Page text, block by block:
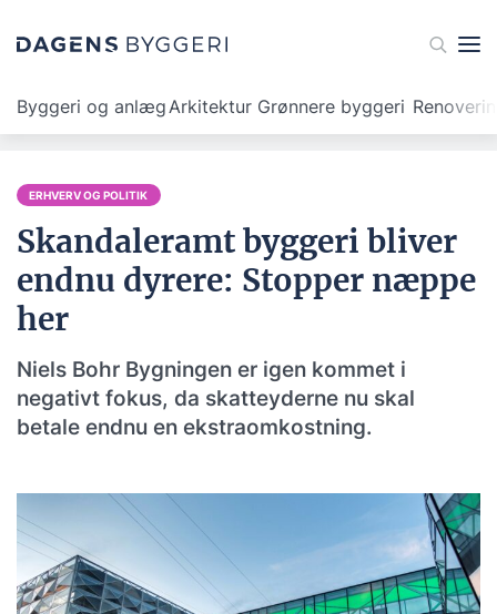
Byggeri og anlægArkitektur Grønnere byggeri
ERHVERV OG POLITIK
Skandaleramt byggeri bliver
endnu dyrere: Stopper næppe
her
Niels Bohr Bygningen er igen kommet i
negativt fokus, da skatteyderne nu skal
betale endnu en ekstraomkostning.